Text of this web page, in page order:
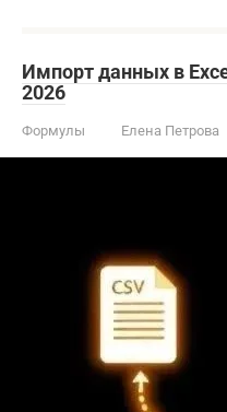
Импорт данных в
2026
Формулы Елена Петрова